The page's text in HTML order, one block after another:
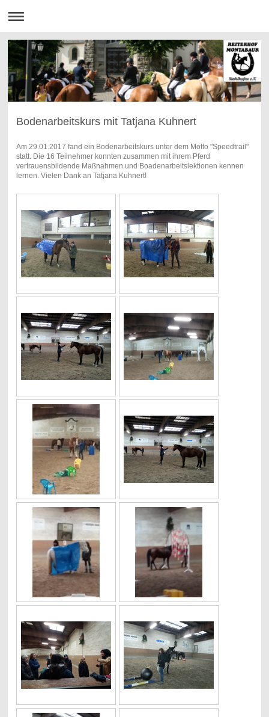
Bodenarbeitskurs mit Tatjana Kuhnert
Am 29.01.2017 fand ein Bodenarbeitskurs unter dem Motto "Speedtrail"
statt. Die 16 Teilnehmer konnten zusammen mit ihrem Pferd
vertrauensbildende Maßnahmen und Boadenarbeitslektionen kennen
lernen. Vielen Dank an Tatjana Kuhnert!